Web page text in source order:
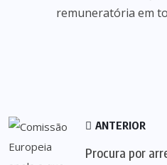
remuneratória em
ANTERIOR
Procura por